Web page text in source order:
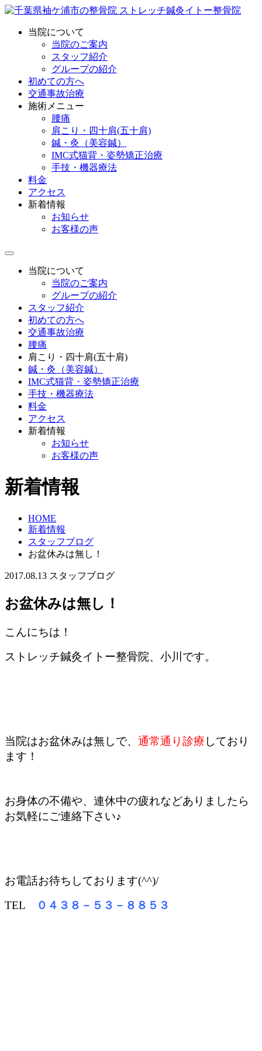
当院について
当院のご案内
スタッフ紹介
グループの紹介
初めての方へ
交通事故治療
施術メニュー
腰痛
肩こり・四十肩(五十肩)
鍼・灸（美容鍼）
IMC式猫背・姿勢矯正治療
手技・機器療法
料金
アクセス
新着情報
お知らせ
お客様の声
当院について
当院のご案内
グループの紹介
スタッフ紹介
初めての方へ
交通事故治療
腰痛
肩こり・四十肩(五十肩)
鍼・灸（美容鍼）
IMC式猫背・姿勢矯正治療
手技・機器療法
料金
アクセス
新着情報
お知らせ
お客様の声
新着情報
HOME
新着情報
スタッフブログ
お盆休みは無し！
2017.08.13 スタッフブログ
お盆休みは無し！
こんにちは！
ストレッチ鍼灸イトー整骨院、小川です。
当院はお盆休みは無しで、 通常通り診療 しており
ます！
お身体の不備や、連休中の疲れなどありましたら
お気軽にご連絡下さい♪
お電話お待ちしております(^^)/
TEL
０４３８－５３－８８５３